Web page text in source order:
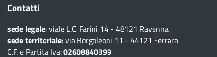
Contatti
sede legale:viale L.C. Farini 14 - 48121 Ravenna
sede territoriale:via Borgoleoni 11 - 44121 Ferrara
C.F. e Partita Iva:02608840399